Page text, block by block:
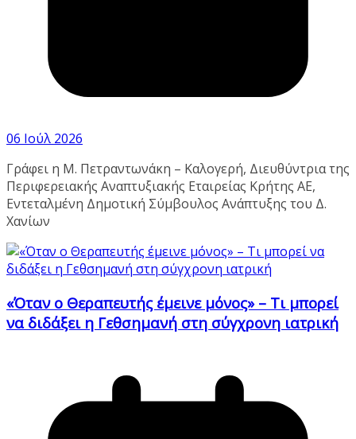
06 Ιούλ 2026
Γράφει η Μ. Πετραντωνάκη – Καλογερή, Διευθύντρια της
Περιφερειακής Αναπτυξιακής Εταιρείας Κρήτης ΑΕ,
Εντεταλμένη Δημοτική Σύμβουλος Ανάπτυξης του Δ.
Χανίων
«Όταν ο Θεραπευτής έμεινε μόνος» – Τι μπορεί
να διδάξει η Γεθσημανή στη σύγχρονη ιατρική